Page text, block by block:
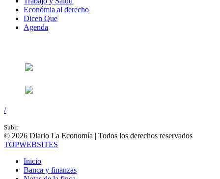
Económia al derecho
Dicen Que
Agenda
/
Subir
© 2026 Diario La Economía | Todos los derechos reservados
TOPWEBSITES
Inicio
Banca y finanzas